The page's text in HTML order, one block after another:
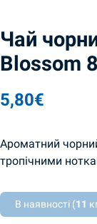
Чай
Blossom
5,80€
Ароматний
тропічними
В наявності (11